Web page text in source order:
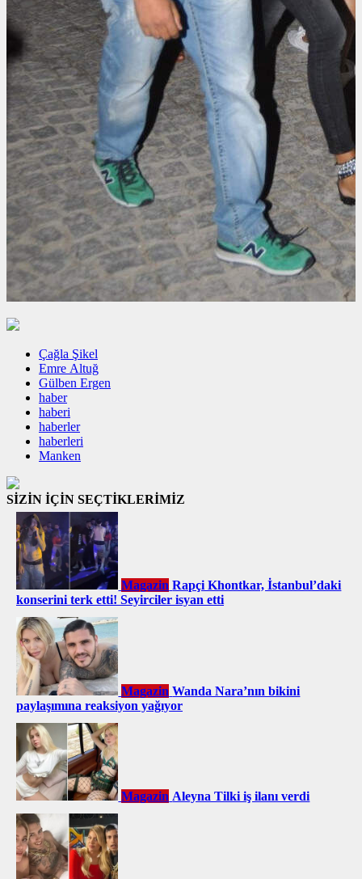
Çağla Şikel
Emre Altuğ
Gülben Ergen
haber
haberi
haberler
haberleri
Manken
SİZİN İÇİN SEÇTİKLERİMİZ
Magazin Rapçi Khontkar, İstanbul’daki
konserini terk etti! Seyirciler isyan etti
Magazin Wanda Nara’nın bikini
paylaşımına reaksiyon yağıyor
Magazin Aleyna Tilki iş ilanı verdi